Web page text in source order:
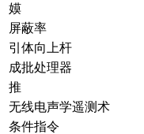
嫫
屏蔽率
引体向上杆
成批处理器
推
无线电声学遥测术
条件指令